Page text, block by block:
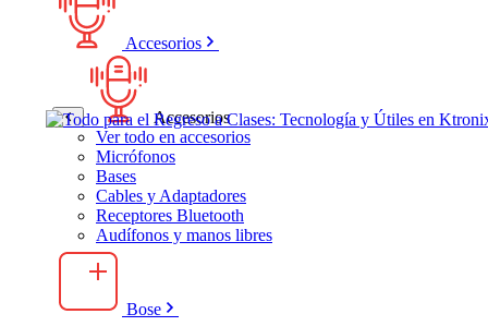
Accesorios
Accesorios
Ver todo en accesorios
Micrófonos
Bases
Cables y Adaptadores
Receptores Bluetooth
Audífonos y manos libres
Bose